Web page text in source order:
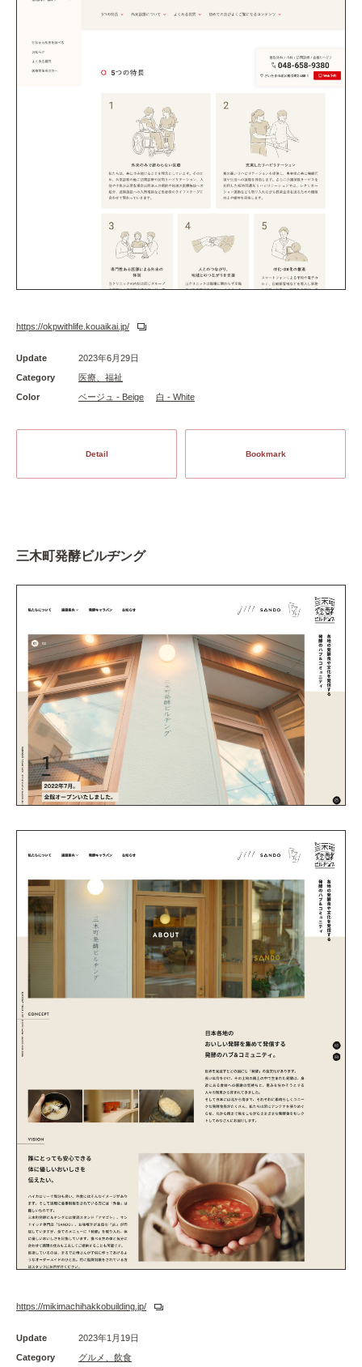
https://okpwithlife.kouaikai.jp/
Update
2023年6月29日
Category
医療、福祉
Color
ベージュ - Beige 白 - White
Detail Bookmark
三木町発酵ビルヂング
https://mikimachihakkobuilding.jp/
Update
2023年1月19日
Category
グルメ、飲食